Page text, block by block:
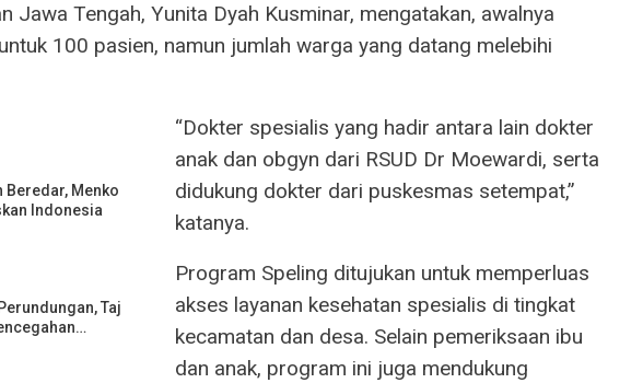
Jawa Tengah, Yunita Dyah Kusminar, mengatakan, awalnya
100 pasien, namun jumlah warga yang datang melebihi
Beredar, Menko
Indonesia
Taj
“Dokter spesialis yang hadir antara lain dokter
anak dan obgyn dari RSUD Dr Moewardi, serta
didukung dokter dari puskesmas setempat,”
katanya.
Program Speling ditujukan untuk memperluas
akses layanan kesehatan spesialis di tingkat
kecamatan dan desa. Selain pemeriksaan ibu
dan anak, program ini juga mendukung